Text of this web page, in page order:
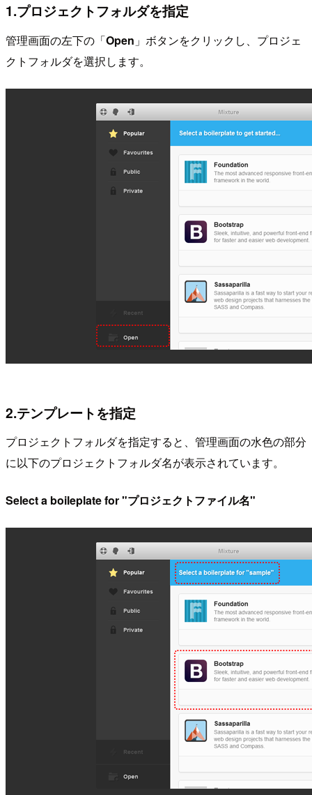
1.プロジェクトフォルダを指定
管理画面の左下の「Open 」ボタンをクリックし、プロジェ
クトフォルダを選択します。
2.テンプレートを指定
プロジェクトフォルダを指定すると、管理画面の水色の部分
に以下のプロジェクトフォルダ名が表示されています。
Select a boileplate for "プロジェクトファイル名"